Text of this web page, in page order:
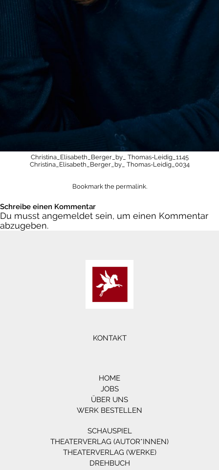
Christina_Elisabeth_Berger_by_ Thomas-Leidig_1145
Christina_Elisabeth_Berger_by_ Thomas-Leidig_0034
Bookmark the permalink.
Schreibe einen Kommentar
Du musst angemeldet sein, um einen Kommentar
abzugeben.
KONTAKT
HOME
JOBS
ÜBER UNS
WERK BESTELLEN
SCHAUSPIEL
THEATERVERLAG (AUTOR*INNEN)
THEATERVERLAG (WERKE)
DREHBUCH